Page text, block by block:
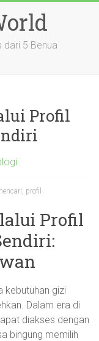
dari 5 Benua
Profil
, profil
Profil
kebutuhan gizi
Dalam era di
diakses dengan
bingung memilih